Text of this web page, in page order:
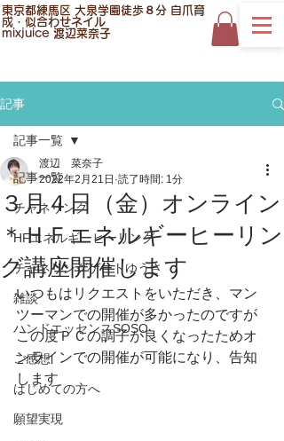
東京都練馬区 大泉学園徒歩８分 自爪育
成・似合わせネイル
mixjuice 渡辺菜奈子
記事
記事一覧
チャネリング
HFエネルギーヒーリング
チャネリングゲートゆうさ
雑談
ハンドエッセンスSOSO
ご感想
はじめての方へ
願望実現
記事一覧
３月４日（金）オンライン
＊ＨＦエネルギーヒーリン
グ講座開催します
渡辺 菜奈子
2022年2月21日 読了時間: 1分
いつもはリクエストをいただき、マン
ツーマンでの開催が多かったのですが
この度ＰＣの調子が良くなったためオ
ンラインでの開催が可能になり、告知
します